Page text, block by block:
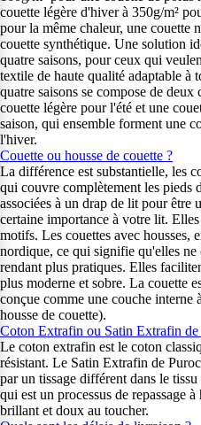
couette légère d'hiver à 350g/m²
pour la même chaleur, une couette
couette synthétique. Une solution
quatre saisons, pour ceux qui
textile de haute qualité adaptable à
quatre saisons se compose de
couette légère pour l'été et une
saison, qui ensemble forment une
l'hiver.
Couette ou housse de couette ?
La différence est substantielle, les
qui couvre complètement les pieds
associées à un drap de lit pour être
certaine importance à votre lit.
motifs. Les couettes avec housses,
nordique, ce qui signifie qu'elles ne
rendant plus pratiques. Elles
plus moderne et sobre. La couette
conçue comme une couche interne
housse de couette).
Coton Extrafin ou Satin Extrafin de
Le coton extrafin est le coton
résistant. Le Satin Extrafin de
par un tissage différent dans le
qui est un processus de repassage
brillant et doux au toucher.